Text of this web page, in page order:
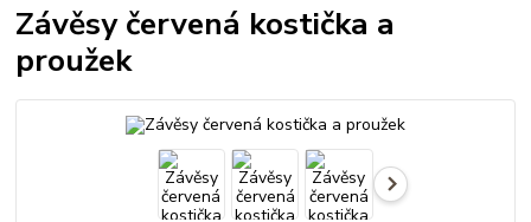
Závěsy červená kostička a
proužek